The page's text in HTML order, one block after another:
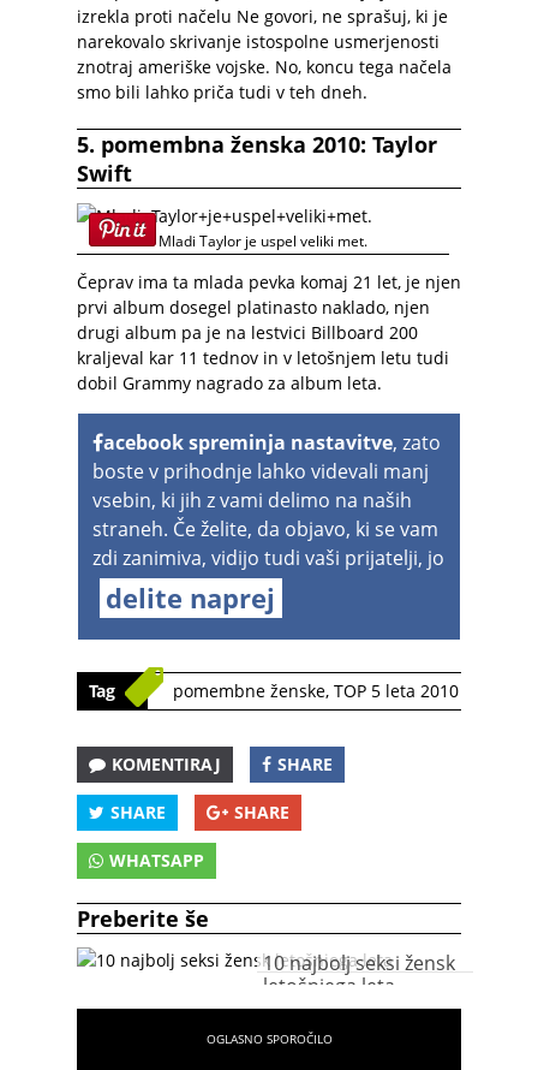
izrekla proti načelu Ne govori, ne sprašuj, ki je
narekovalo skrivanje istospolne usmerjenosti
znotraj ameriške vojske. No, koncu tega načela
smo bili lahko priča tudi v teh dneh.
5. pomembna ženska 2010: Taylor
Swift
Mladi Taylor je uspel veliki met.
Čeprav ima ta mlada pevka komaj 21 let, je njen
prvi album dosegel platinasto naklado, njen
drugi album pa je na lestvici Billboard 200
kraljeval kar 11 tednov in v letošnjem letu tudi
dobil Grammy nagrado za album leta.
acebook spreminja nastavitve, zato
boste v prihodnje lahko videvali manj
vsebin, ki jih z vami delimo na naših
straneh. Če želite, da objavo, ki se vam
zdi zanimiva, vidijo tudi vaši prijatelji, jo
delite naprej
Tag pomembne ženske, TOP 5 leta 2010
KOMENTIRAJ SHARE
SHARE SHARE
WHATSAPP
Preberite še
10 najbolj seksi žensk
letošnjega leta